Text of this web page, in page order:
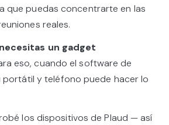
que puedas concentrarte en las
reales.
un gadget
eso, cuando el software de
y teléfono puede hacer lo
los dispositivos de Plaud — así